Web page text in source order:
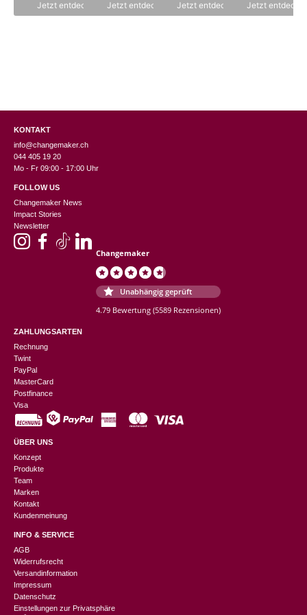
Jetzt entdecken Jetzt entdecken Jetzt entdecken Jetzt
KONTAKT
info@changemaker.ch
044 405 19 20
Mo - Fr 09:00 - 17:00 Uhr
FOLLOW US
Changemaker News
Impact Stories
Newsletter
Changemaker
Unabhängig geprüft
4.79 Bewertung (5589 Rezensionen)
ZAHLUNGSARTEN
Rechnung
Twint
PayPal
MasterCard
Postfinance
Visa
ÜBER UNS
Konzept
Produkte
Team
Marken
Kontakt
Kundenmeinung
INFO & SERVICE
AGB
Widerrufsrecht
Versandinformation
Impressum
Datenschutz
Einstellungen zur Privatsphäre